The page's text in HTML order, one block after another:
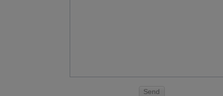
Send